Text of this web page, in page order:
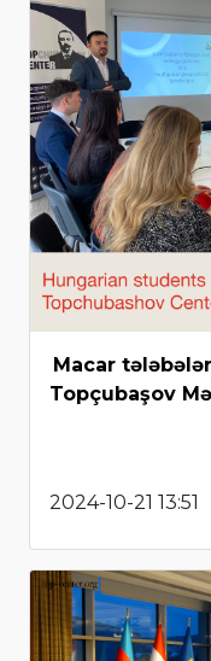
Macar
Topçubaşov
2024-10-21 13:51